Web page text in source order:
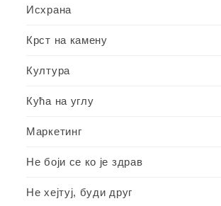
Исхрана
Крст на камену
Култура
Кућа на углу
Маркетинг
Не боји се ко је здрав
Не хејтуј, буди друг